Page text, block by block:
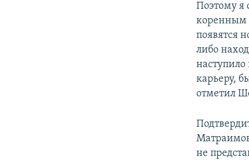
Поэтому я
коренным
появятся
либо
карьеру,
отметил
не